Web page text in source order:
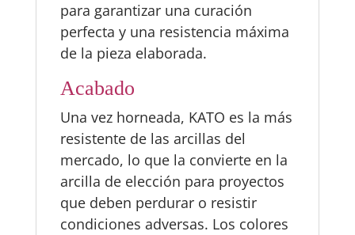
para garantizar una curación
perfecta y una resistencia máxima
de la pieza elaborada.
Acabado
Una vez horneada, KATO es la más
resistente de las arcillas del
mercado, lo que la convierte en la
arcilla de elección para proyectos
que deben perdurar o resistir
condiciones adversas. Los colores